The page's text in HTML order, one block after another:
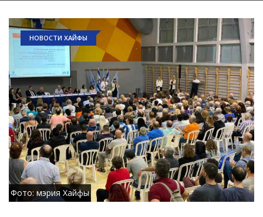
НОВОСТИ ХАЙФЫ
Фото: мэрия Хайфы